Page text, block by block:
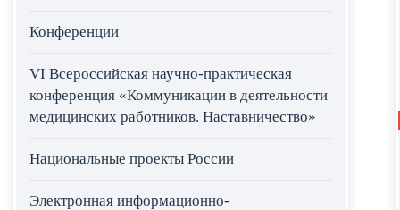
Конференции
VI Всероссийская научно-практическая
конференция «Коммуникации в деятельности
медицинских работников. Наставничество»
Национальные проекты России
Электронная информационно-